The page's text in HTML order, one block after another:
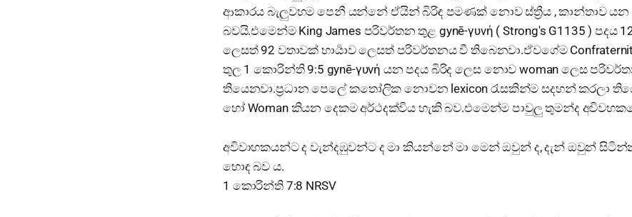
ආකාරය බැලුවහම පෙනී යන්නේ ඒයින් බිරිඳ පමණක් නොව ස්ත්‍රීය , කාන්තාව යන
බවයි.එමෙන්ම King James පරිවර්තන තුළ gynē-γυνή ( Strong's G1135 ) පදය
ලෙසත් 92 වතාවක් භාර්‍යාව ලෙසත් පරිවර්තනය වී තිබෙනවා.ඒවගේම
තුල 1 කොරින්ති 9:5 gynē-γυνή යන පදය බිරිද ලෙස නොව woman ලෙස
තියෙනවා.ප්‍රධාන පෙලේ කතෝලික නොවන lexicon රැසකින්ම සදහන් කරලා
හෝ Woman කියන දෙකම අර්ථදක්විය හැකි බව.එමෙන්ම පාවුලු තුමන්ද
අවිවාහකයන්ට ද වැන්දඹුවන්ට ද මා කියන්නේ මා මෙන් ඔවුන් ද, දැන් ඔවුන්
හොඳ බව ය.
1 කොරින්ති 7:8 NRSV